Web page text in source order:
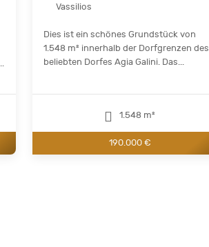
Vassilios
Dies ist ein schönes Grundstück von
1.548 m² innerhalb der Dorfgrenzen des
beliebten Dorfes Agia Galini. Das...
1.548 m²
190.000 €